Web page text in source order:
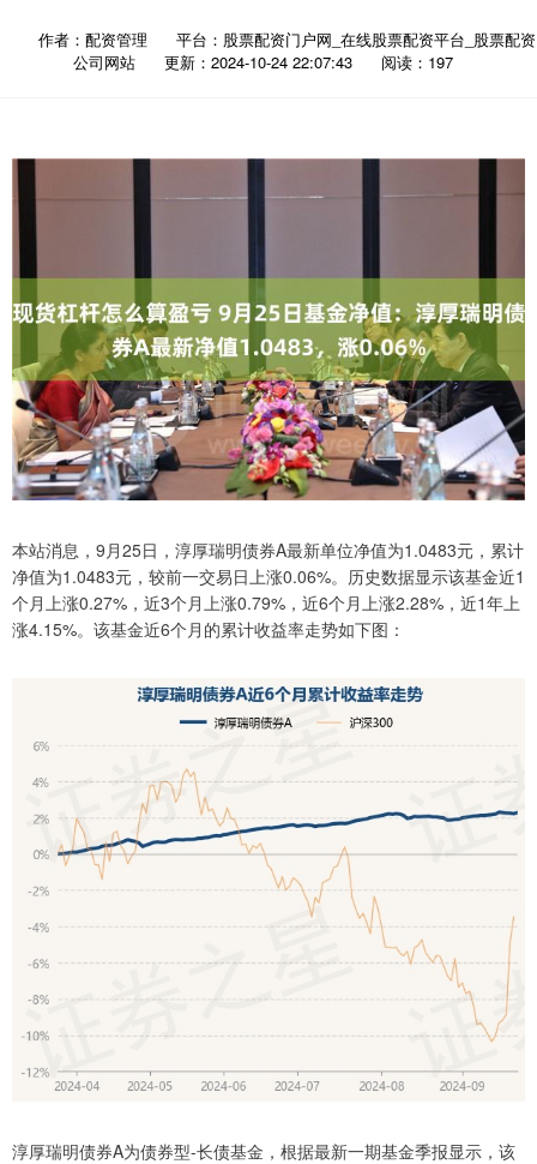
作者：配资管理
平台：股票配资门户网_在线股票配资平台_股票配资
公司网站
更新：2024-10-24 22:07:43 阅读：197
本站消息，9月25日，淳厚瑞明债券A最新单位净值为1.0483元，累计
净值为1.0483元，较前一交易日上涨0.06%。历史数据显示该基金近1
个月上涨0.27%，近3个月上涨0.79%，近6个月上涨2.28%，近1年上
涨4.15%。该基金近6个月的累计收益率走势如下图：
淳厚瑞明债券A为债券型-长债基金，根据最新一期基金季报显示，该